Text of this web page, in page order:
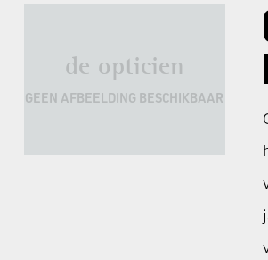
de opticien
GEEN AFBEELDING BESCHIKBAAR